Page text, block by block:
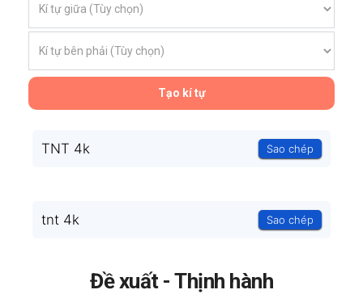
Tạo kí tự
TNT 4k Sao chép
tnt 4k Sao chép
Đề xuất - Thịnh hành